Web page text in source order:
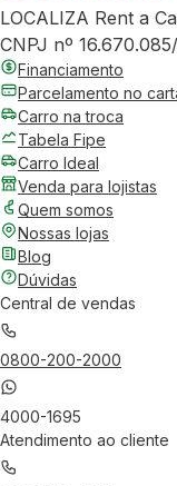
LOCALIZA Rent a
CNPJ nº
Financiamento
Parcelamento no
Carro na troca
Tabela Fipe
Carro Ideal
Venda para lojistas
Quem somos
Nossas lojas
Blog
Dúvidas
Central de vendas
0800-200-2000
4000-1695
Atendimento ao cliente